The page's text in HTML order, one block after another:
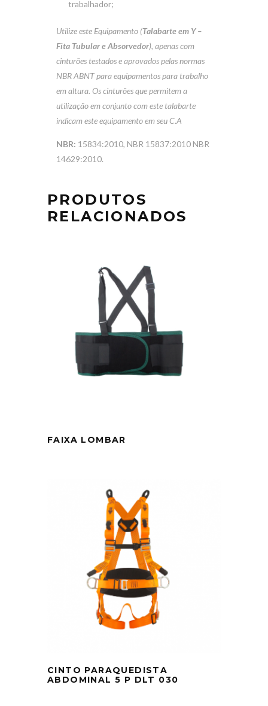
trabalhador;
Utilize este Equipamento (Talabarte em Y –
Fita Tubular e Absorvedor), apenas com
cinturões testados e aprovados pelas normas
NBR ABNT para equipamentos para trabalho
em altura. Os cinturões que permitem a
utilização em conjunto com este talabarte
indicam este equipamento em seu C.A
NBR: 15834:2010, NBR 15837:2010 NBR
14629:2010.
PRODUTOS
RELACIONADOS
FAIXA LOMBAR
CINTO PARAQUEDISTA
ABDOMINAL 5 P DLT 030